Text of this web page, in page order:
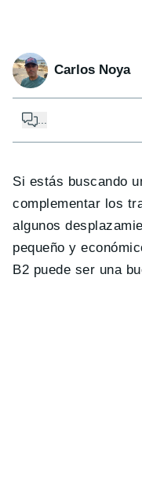
Carlos Noya
Si estás buscando
complementar los
algunos
pequeño y
B2 puede ser una